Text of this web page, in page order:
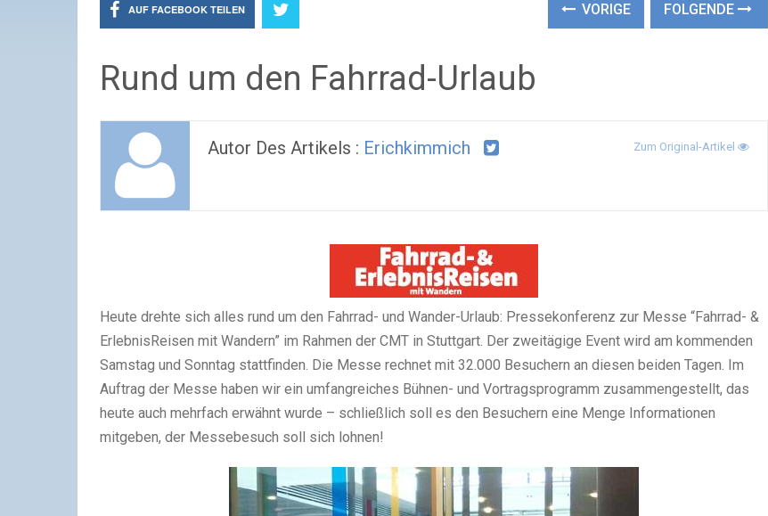
AUF FACEBOOK TEILEN VORIGE FOLGENDE
Rund um den Fahrrad-Urlaub
Autor Des Artikels : Erichkimmich Zum Original-Artikel
Heute drehte sich alles rund um den Fahrrad- und Wander-Urlaub: Pressekonferenz zur Messe “Fahrrad- &
ErlebnisReisen mit Wandern” im Rahmen der CMT in Stuttgart. Der zweitägige Event wird am kommenden
Samstag und Sonntag stattfinden. Die Messe rechnet mit 32.000 Besuchern an diesen beiden Tagen. Im
Auftrag der Messe haben wir ein umfangreiches Bühnen- und Vortragsprogramm zusammengestellt, das
heute auch mehrfach erwähnt wurde – schließlich soll es den Besuchern eine Menge Informationen
mitgeben, der Messebesuch soll sich lohnen!